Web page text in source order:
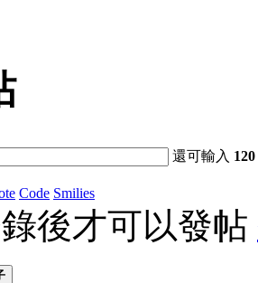
還可輸入 120
Code Smilies
後才可以發帖